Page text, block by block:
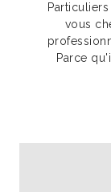
vous
Parce